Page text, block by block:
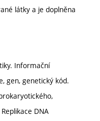
látky a je doplněna
Informační
gen, genetický kód.
DNA